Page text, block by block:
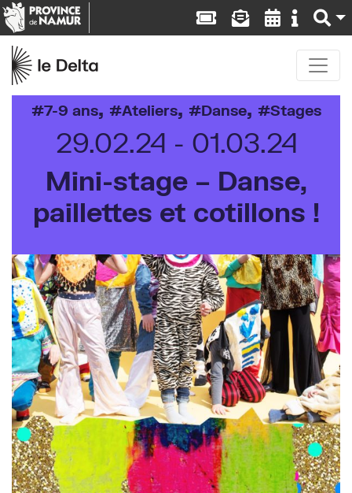
7-9 ans, Ateliers, Danse, Stages
29.02.24
01.03.24
Mini-stage – Danse,
paillettes et cotillons !